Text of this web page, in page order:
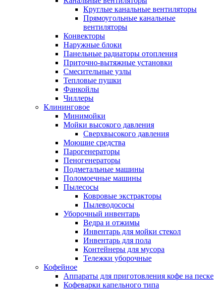
Круглые канальные вентиляторы
Прямоугольные канальные
вентиляторы
Конвекторы
Наружные блоки
Панельные радиаторы отопления
Приточно-вытяжные установки
Смесительные узлы
Тепловые пушки
Фанкойлы
Чиллеры
Клининговое
Минимойки
Мойки высокого давления
Сверхвысокого давления
Моющие средства
Парогенераторы
Пеногенераторы
Подметальные машины
Поломоечные машины
Пылесосы
Ковровые экстракторы
Пылеводососы
Уборочный инвентарь
Ведра и отжимы
Инвентарь для мойки стекол
Инвентарь для пола
Контейнеры для мусора
Тележки уборочные
Кофейное
Аппараты для приготовления кофе на песке
Кофеварки капельного типа